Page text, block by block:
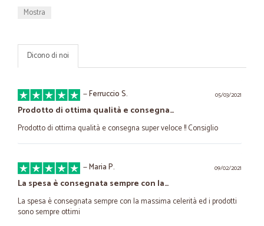
Mostra
Dicono di noi
05/03/2021
—Ferruccio S.
Prodotto di ottima qualità e consegna…
Prodotto di ottima qualità e consegna super veloce !! Consiglio
09/02/2021
—Maria P.
La spesa è consegnata sempre con la…
La spesa è consegnata sempre con la massima celerità ed i prodotti
sono sempre ottimi